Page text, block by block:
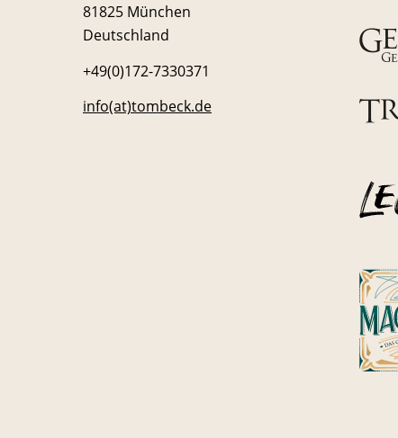
81825 München
Deutschland
+49(0)172-7330371
info(at)tombeck.de